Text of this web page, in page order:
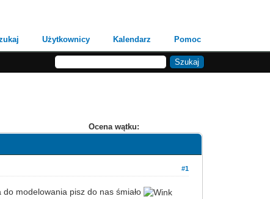
Użytkownicy Kalendarz Pomoc
Ocena wątku:
#1
modelowania pisz do nas śmiało